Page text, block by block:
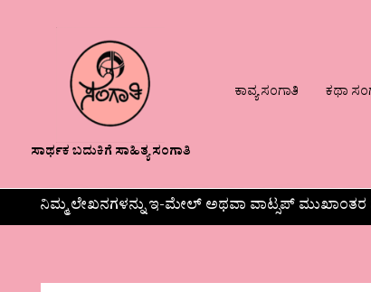
ಸಾರ್ಥಕ ಬದುಕಿಗೆ ಸಾಹಿತ್ಯ ಸಂಗಾತಿ
ಕಾವ್ಯ ಸಂಗಾತಿ ಕಥಾ
ನಿಮ್ಮ ಲೇಖನಗಳನ್ನು ಇ-ಮೇಲ್ ಅಥವಾ ವಾಟ್ಸಪ್